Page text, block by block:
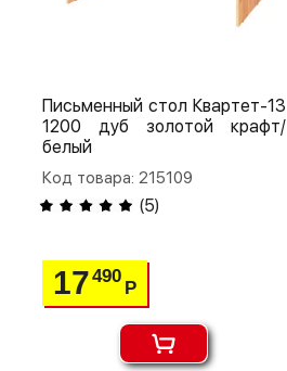
Письменный стол Квартет-13
1200 дуб золотой крафт/
белый
Код товара: 215109
(5)
17490
Р